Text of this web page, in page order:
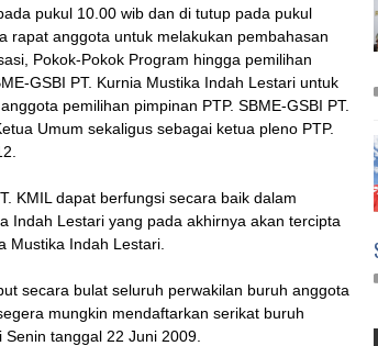
pukul 10.00 wib dan di tutup pada pukul
rapat anggota untuk melakukan pembahasan
Pokok-Pokok Program hingga pemilihan
GSBI PT. Kurnia Mustika Indah Lestari untuk
pemilihan pimpinan PTP. SBME-GSBI PT.
Umum sekaligus sebagai ketua pleno PTP.
KMIL dapat berfungsi secara baik dalam
Indah Lestari yang pada akhirnya akan tercipta
Mustika Indah Lestari.
secara bulat seluruh perwakilan buruh anggota
mungkin mendaftarkan serikat buruh
tanggal 22 Juni 2009.